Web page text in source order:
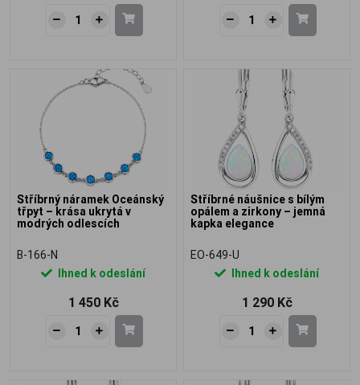
Stříbrný náramek Oceánský
třpyt – krása ukrytá v
modrých odlescích
B-166-N
Ihned k odeslání
1 450 Kč
Stříbrné náušnice s bílým
opálem a zirkony – jemná
kapka elegance
EO-649-U
Ihned k odeslání
1 290 Kč